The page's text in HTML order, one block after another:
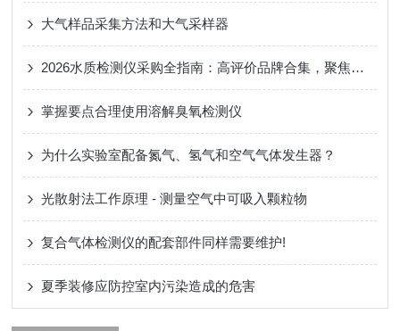
大气样品采集方法和大气采样器
2026水质检测仪采购全指南：高评价品牌合集，聚焦申贝科学仪器全品类产品解析
掌握要点合理使用溶解臭氧检测仪
为什么实验室配备氮气、氢气和空气气体发生器？
光散射法工作原理 - 测量空气中可吸入颗粒物
复合气体检测仪的配套部件同样需要维护!
夏季装修应防控室内污染造成的危害